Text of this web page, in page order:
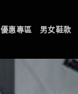
優惠專區 男女鞋款